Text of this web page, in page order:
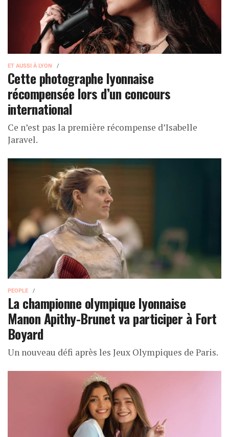
ET AUSSI À LYON
Cette photographe lyonnaise
récompensée lors d’un concours
international
Ce n’est pas la première récompense d’Isabelle
Jaravel.
PEOPLE
La championne olympique lyonnaise
Manon Apithy-Brunet va participer à Fort
Boyard
Un nouveau défi après les Jeux Olympiques de Paris.